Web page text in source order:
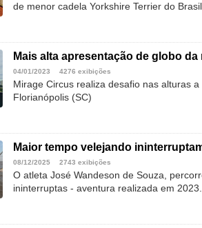
de menor cadela Yorkshire Terrier do
Mais alta apresentação de globo da
04/01/2023 4276 exibições
Mirage Circus realiza desafio nas alturas
Florianópolis (SC)
Maior tempo velejando
08/12/2025 2743 exibições
O atleta José Wandeson de Souza,
ininterruptas - aventura realizada em 2023.